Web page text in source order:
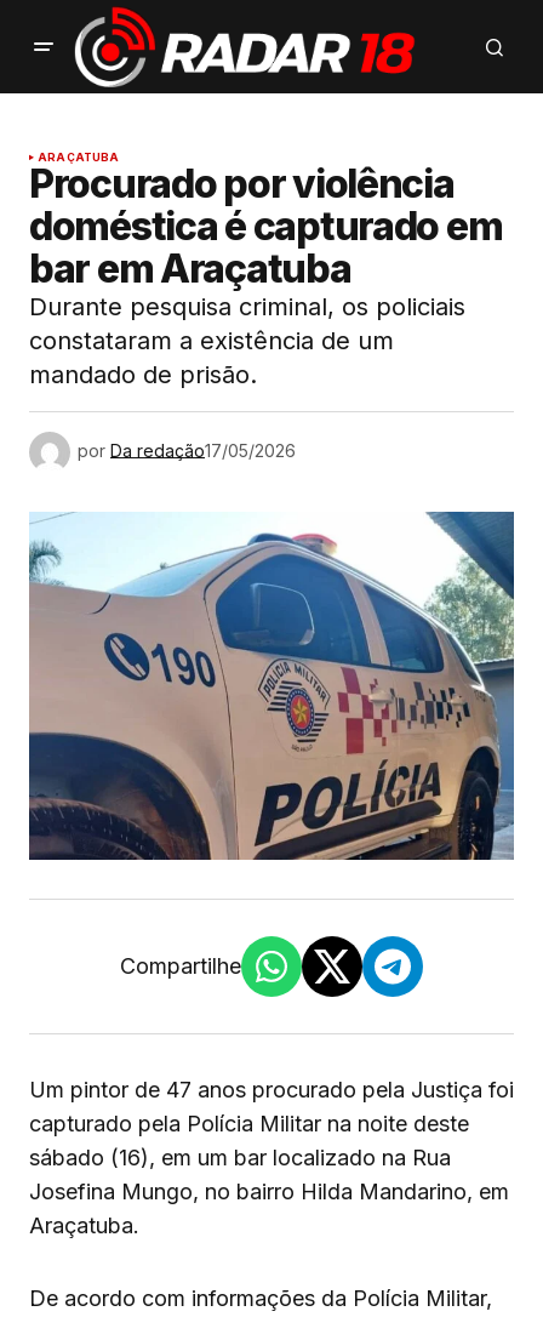
ARAÇATUBA
Procurado por violência
doméstica é capturado em
bar em Araçatuba
Durante pesquisa criminal, os policiais
constataram a existência de um
mandado de prisão.
por Da redação17/05/2026
Compartilhe
Um pintor de 47 anos procurado pela Justiça foi
capturado pela Polícia Militar na noite deste
sábado (16), em um bar localizado na Rua
Josefina Mungo, no bairro Hilda Mandarino, em
Araçatuba.
De acordo com informações da Polícia Militar,